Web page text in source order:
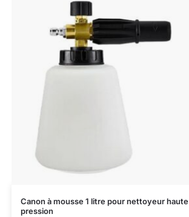
Canon à mousse 1 litre pour nettoyeur haute
pression